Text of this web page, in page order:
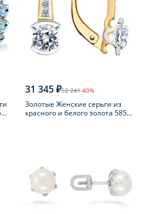
31 345 ₽52 241-40%
Золотые Женские серьги из
красного и белого золота 585